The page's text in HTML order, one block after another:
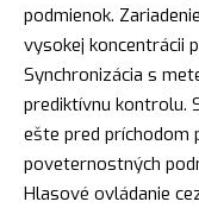
podmienok.
vysokej koncentrácii
Synchronizácia s
prediktívnu kontrolu.
ešte pred príchodom
poveternostných
Hlasové ovládanie